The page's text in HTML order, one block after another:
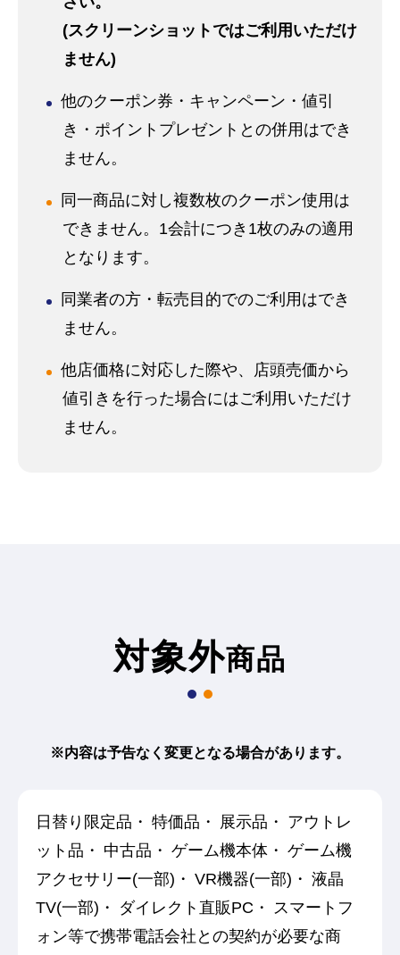
(スクリーンショットではご利用いただけ
ません)
他のクーポン券・キャンペーン・値引
き・ポイントプレゼントとの併用はでき
ません。
同一商品に対し複数枚のクーポン使用は
できません。1会計につき1枚のみの適用
となります。
同業者の方・転売目的でのご利用はでき
ません。
他店価格に対応した際や、店頭売価から
値引きを行った場合にはご利用いただけ
ません。
対象外商品
※内容は予告なく変更となる場合があります。
日替り限定品 特価品 展示品
アウトレ
ット品
中古品 ゲーム機本体
ゲーム機
アクセサリー(一部)
VR機器(一部)
液晶
TV(一部)
ダイレクト直販PC
スマートフ
ォン等で携帯電話会社との契約が必要な商